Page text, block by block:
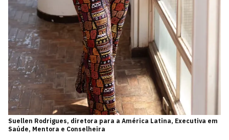
Suellen Rodrigues, diretora para a América Latina, Executiva em
Saúde, Mentora e Conselheira